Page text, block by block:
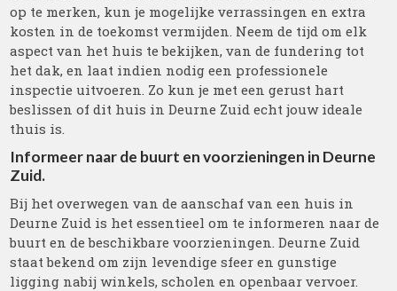
op te merken, kun je mogelijke verrassingen en extra
kosten in de toekomst vermijden. Neem de tijd om elk
aspect van het huis te bekijken, van de fundering tot
het dak, en laat indien nodig een professionele
inspectie uitvoeren. Zo kun je met een gerust hart
beslissen of dit huis in Deurne Zuid echt jouw ideale
thuis is.
Informeer naar de buurt en voorzieningen in Deurne
Zuid.
Bij het overwegen van de aanschaf van een huis in
Deurne Zuid is het essentieel om te informeren naar de
buurt en de beschikbare voorzieningen. Deurne Zuid
staat bekend om zijn levendige sfeer en gunstige
ligging nabij winkels, scholen en openbaar vervoer.